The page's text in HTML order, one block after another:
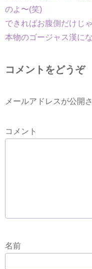
のよ〜(笑)
できればお腹側だけじ
本物のゴージャス漢に
コメントをどうぞ
メールアドレスが公開
コメント
名前